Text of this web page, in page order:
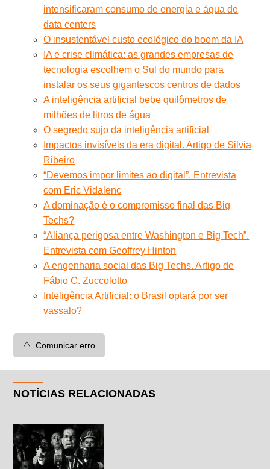
intensificaram consumo de energia e água de
data centers
O insustentável custo ecológico do boom da IA
IA e crise climática: as grandes empresas de
tecnologia escolhem o Sul do mundo para
instalar os seus gigantescos centros de dados
A inteligência artificial bebe quilômetros de
milhões de litros de água
O segredo sujo da inteligência artificial
Impactos invisíveis da era digital. Artigo de Silvia
Ribeiro
“Devemos impor limites ao digital”. Entrevista
com Eric Vidalenc
A dominação é o compromisso final das Big
Techs?
“Aliança perigosa entre Washington e Big Tech”.
Entrevista com Geoffrey Hinton
A engenharia social das Big Techs. Artigo de
Fábio C. Zuccolotto
Inteligência Artificial: o Brasil optará por ser
vassalo?
⚠️ Comunicar erro
NOTÍCIAS RELACIONADAS